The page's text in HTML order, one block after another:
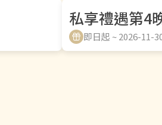
私享禮遇第4
即日起 ~ 2026-11-